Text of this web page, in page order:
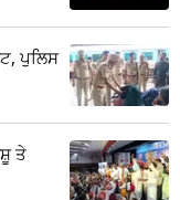
ਪੁਲਿਸ
ਤੇ